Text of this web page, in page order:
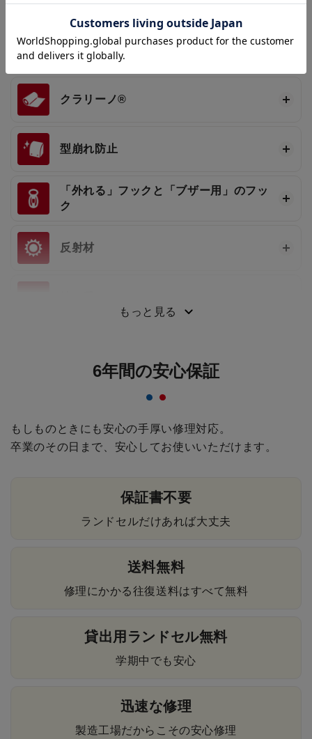
左右別々に動く肩ベルト
クラリーノ®
型崩れ防止
「外れる」フックと「ブザー用」のフッ
ク
反射材
もっと見る
6年間の安心保証
もしものときにも安心の手厚い修理対応。
卒業のその日まで、安心してお使いいただけます。
保証書不要
ランドセルだけあれば大丈夫
送料無料
修理にかかる往復送料はすべて無料
貸出用ランドセル無料
学期中でも安心
迅速な修理
製造工場だからこその安心修理